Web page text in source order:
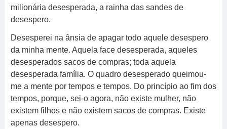
milionária desesperada, a rainha das sandes de
desespero.
Desesperei na ânsia de apagar todo aquele desespero
da minha mente. Aquela face desesperada, aqueles
desesperados sacos de compras; toda aquela
desesperada família. O quadro desesperado queimou-
me a mente por tempos e tempos. Do princípio ao fim dos
tempos, porque, sei-o agora, não existe mulher, não
existem filhos e não existem sacos de compras. Existe
apenas desespero.